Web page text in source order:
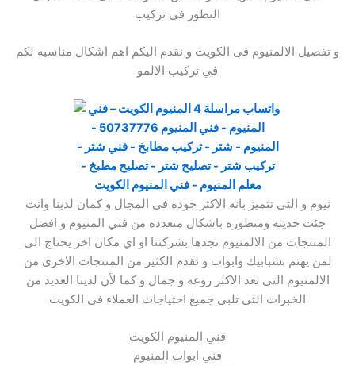
التطور فى تركيب
و تفصيل الالمنيوم فى الكويت و نقدم اليكم اهم اشكال مناسبه لكم
في تركيب الالمو
نيوم و التى تتميز بانه الاكثر جودة فى المجال و كمان لدينا وانت
جئت حديثه ومتطوره باشكال متعدده من فني المنيوم و افضل
المنتجات من الالمنيوم تجدها بشركتنا او اي مكان اخر يحتاج الى
لمن يهتم بشبابيك وابواب و نقدم الكثير من المنتجات الاخرى من
الالمنيوم التى تعد الاكثر روعه و جمال و كما لأن لدينا العديد من
الخبرات التي تلبي جميع احتياجات العملاء في الكويت
فني المنيوم الكويت
فني ابواب المنيوم